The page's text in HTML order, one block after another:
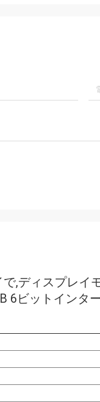
,ディスプレイ
6ビットインタ